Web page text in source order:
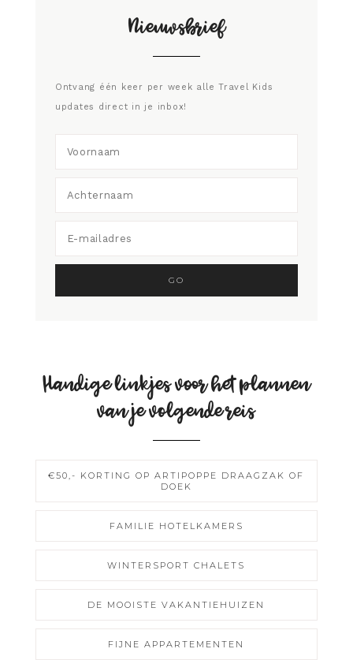
Nieuwsbrief
Ontvang één keer per week alle Travel Kids
updates direct in je inbox!
Handige linkjes voor het plannen
van je volgende reis
€50,- KORTING OP ARTIPOPPE DRAAGZAK OF
DOEK
FAMILIE HOTELKAMERS
WINTERSPORT CHALETS
DE MOOISTE VAKANTIEHUIZEN
FIJNE APPARTEMENTEN